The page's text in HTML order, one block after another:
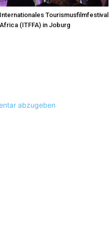
Internationales Tourismusfilmfestival
Africa (ITFFA) in Joburg
abzugeben